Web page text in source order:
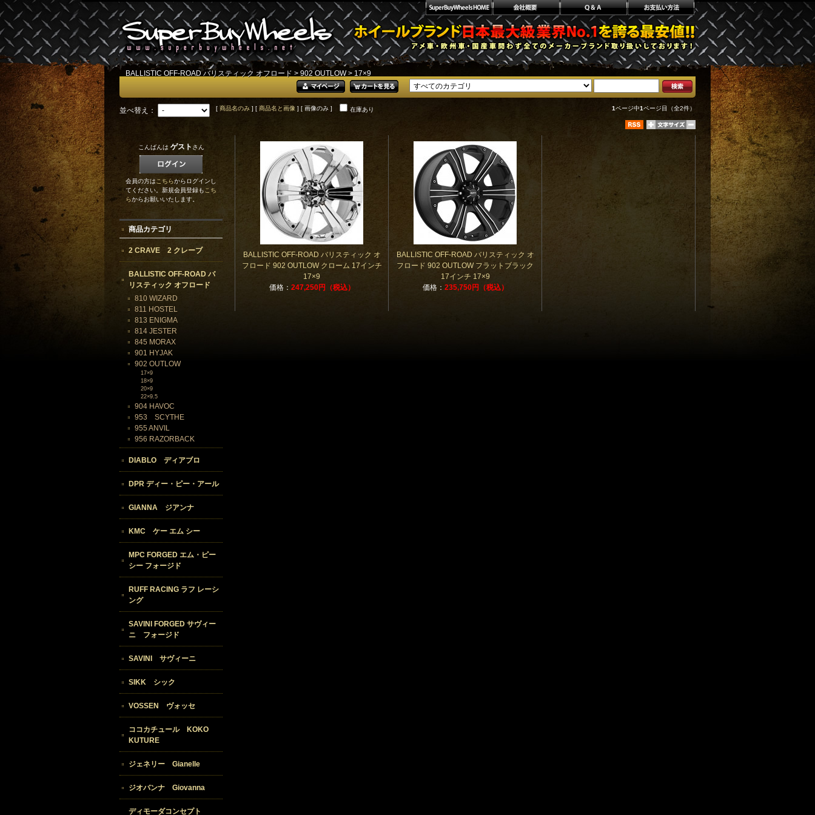
BALLISTIC OFF-ROAD バリスティック オフロード > 902 OUTLOW> 17×9
並べ替え： [ 商品名のみ ] [ 商品名と画像 ] [ 画像のみ ] 在庫あり 1ページ中1ページ目（全2件）
BALLISTIC OFF-ROAD バリスティック オ
フロード 902 OUTLOW クローム 17インチ
17×9
価格： 247,250円（税込）
BALLISTIC OFF-ROAD バリスティック オ
フロード 902 OUTLOW フラットブラック
17インチ 17×9
価格： 235,750円（税込）
こんばんは ゲスト さん
会員の方はこちらからログインし
てください。新規会員登録もこち
らからお願いいたします。
商品カテゴリ
2 CRAVE 2 クレーブ
BALLISTIC OFF-ROAD バ
リスティック オフロード
810 WIZARD
811 HOSTEL
813 ENIGMA
814 JESTER
845 MORAX
901 HYJAK
902 OUTLOW
17×9
18×9
20×9
22×9.5
904 HAVOC
953 SCYTHE
955 ANVIL
956 RAZORBACK
DIABLO ディアブロ
DPR ディー・ピー・アール
GIANNA ジアンナ
KMC ケー エム シー
MPC FORGED エム・ピー
シー フォージド
RUFF RACING ラフ レーシ
ング
SAVINI FORGED サヴィー
ニ フォージド
SAVINI サヴィーニ
SIKK シック
VOSSEN ヴォッセ
ココカチュール KOKO
KUTURE
ジェネリー Gianelle
ジオバンナ Giovanna
ディモーダコンセプト